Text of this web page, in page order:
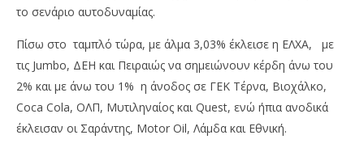
το σενάριο αυτοδυναμίας.
Πίσω στο ταμπλό τώρα, με άλμα 3,03% έκλεισε η ΕΛΧΑ, με
τις Jumbo, ΔΕΗ και Πειραιώς να σημειώνουν κέρδη άνω του
2% και με άνω του 1% η άνοδος σε ΓΕΚ Τέρνα, Βιοχάλκο,
Coca Cola, ΟΛΠ, Μυτιληναίος και Quest, ενώ ήπια ανοδικά
έκλεισαν οι Σαράντης, Motor Oil, Λάμδα και Εθνική.